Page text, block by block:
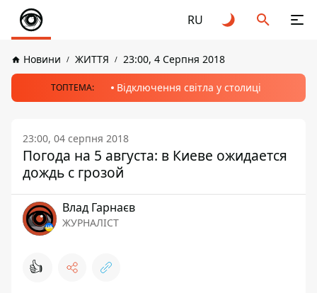
RU
Новини ЖИТТЯ 23:00, 4 Серпня 2018
ТОПТЕМА: Відключення світла у столиці
23:00, 04 серпня 2018
Погода на 5 августа: в Киеве ожидается
дождь с грозой
Влад Гарнаєв
ЖУРНАЛІСТ
👍